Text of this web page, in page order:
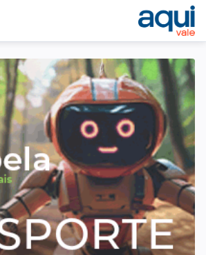
e blindar Moraes em meio a denúncias